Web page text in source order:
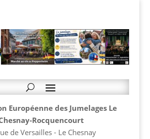
Européenne des Jumelages Le
Rocquencourt
de Versailles - Le Chesnay